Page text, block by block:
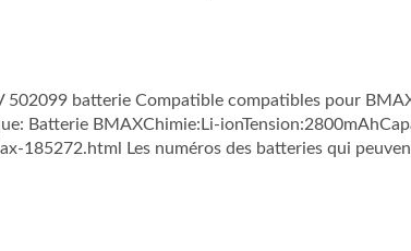
batterie Compatible compatibles pour
Batterie BMAXChimie:Li-
Les numéros des batteries qui